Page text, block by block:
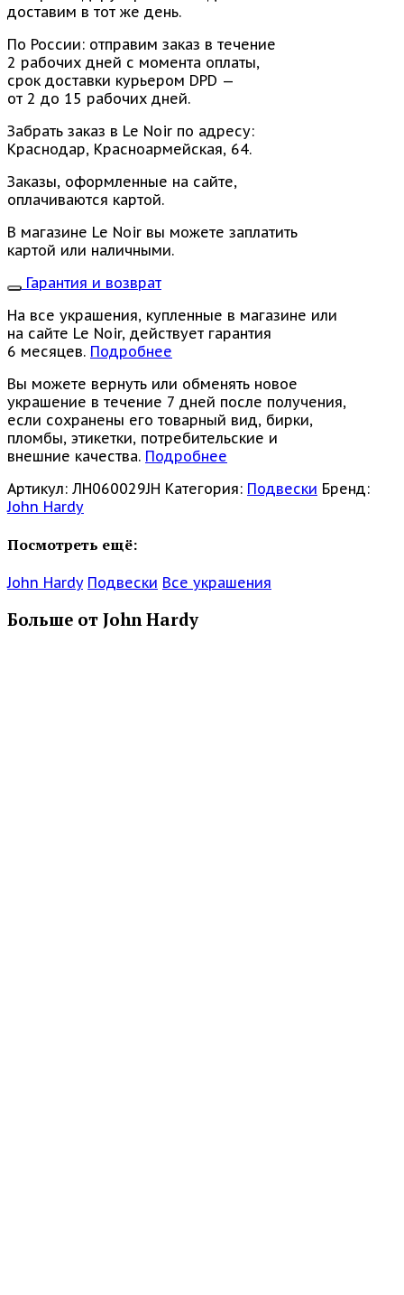
доставим в тот же день.
По России: отправим заказ в течение
2 рабочих дней с момента оплаты,
срок доставки курьером DPD —
от 2 до 15 рабочих дней.
Забрать заказ в Le Noir по адресу:
Краснодар, Красноармейская, 64.
Заказы, оформленные на сайте,
оплачиваются картой.
В магазине Le Noir вы можете заплатить
картой или наличными.
Гарантия и возврат
На все украшения, купленные в магазине или
на сайте Le Noir, действует гарантия
6 месяцев. Подробнее
Вы можете вернуть или обменять новое
украшение в течение 7 дней после получения,
если сохранены его товарный вид, бирки,
пломбы, этикетки, потребительские и
внешние качества. Подробнее
Артикул: ЛН060029JH Категория: Подвески Бренд:
John Hardy
Посмотреть ещё:
John Hardy Подвески Все украшения
Больше от John Hardy